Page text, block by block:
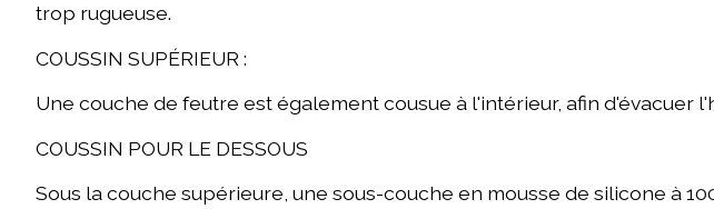
trop rugueuse.
COUSSIN SUPÉRIEUR :
Une couche de feutre est également cousue à l'intérieur, afin d'évacuer
COUSSIN POUR LE DESSOUS
Sous la couche supérieure, une sous-couche en mousse de silicone à